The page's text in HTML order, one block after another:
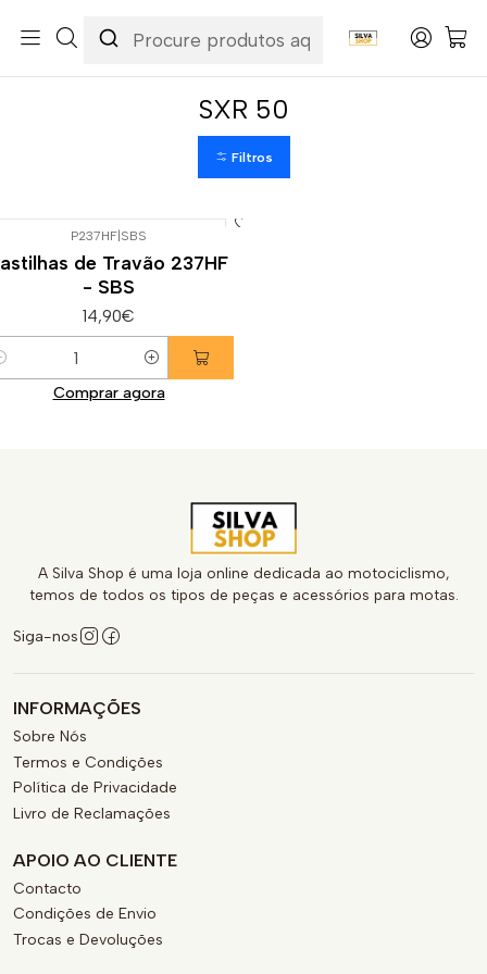
Suspensão & Travões
Pastilhas de Travão Aprilia SXR 50
SXR 50
Filtros
P237HF|SBS
de Travão 237HF
- SBS
14,90€
Comprar agora
A Silva Shop é uma loja online dedicada ao motociclismo,
temos de todos os tipos de peças e acessórios para motas.
Siga-nos
INFORMAÇÕES
Sobre Nós
Termos e Condições
Política de Privacidade
Livro de Reclamações
APOIO AO CLIENTE
Contacto
Condições de Envio
Trocas e Devoluções